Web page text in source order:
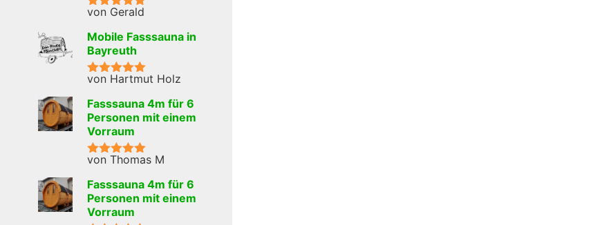
Bewertet mit
von Gerald
Mobile Fasssauna in
Bayreuth
Bewertet mit
von Hartmut Holz
Fasssauna 4m für 6
Personen mit einem
Vorraum
Bewertet mit
von Thomas M
Fasssauna 4m für 6
Personen mit einem
Vorraum